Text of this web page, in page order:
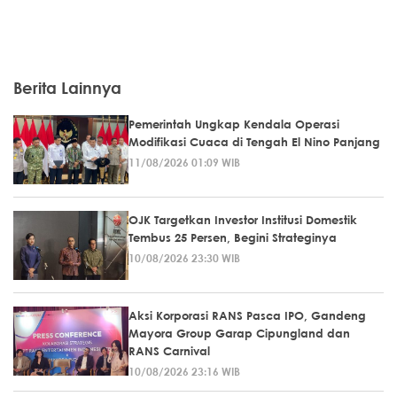
Berita Lainnya
Pemerintah Ungkap Kendala Operasi
Modifikasi Cuaca di Tengah El Nino Panjang
11/08/2026 01:09 WIB
OJK Targetkan Investor Institusi Domestik
Tembus 25 Persen, Begini Strateginya
10/08/2026 23:30 WIB
Aksi Korporasi RANS Pasca IPO, Gandeng
Mayora Group Garap Cipungland dan
RANS Carnival
10/08/2026 23:16 WIB